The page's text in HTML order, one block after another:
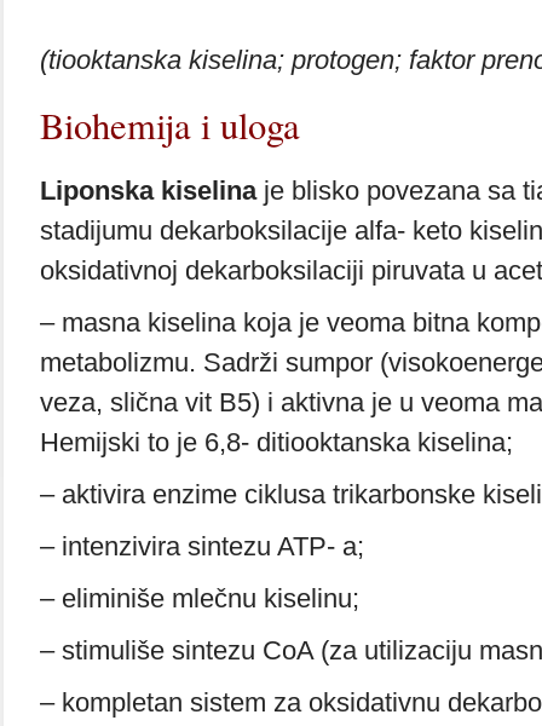
(tiooktanska kiselina; protogen; faktor
Biohemija i uloga
Liponska kiselinaje blisko povezana sa
stadijumu dekarboksilacije alfa- keto
oksidativnoj dekarboksilaciji piruvata u
– masna kiselina koja je veoma bitna
metabolizmu. Sadrži sumpor
veza, slična vit B5) i aktivna je u veoma
Hemijski to je 6,8- ditiooktanska kiselina;
– aktivira enzime ciklusa trikarbonske
– intenzivira sintezu ATP- a;
– eliminiše mlečnu kiselinu;
– stimuliše sintezu CoA (za utilizaciju
– kompletan sistem za oksidativnu